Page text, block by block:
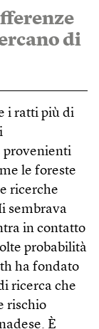
di
i ratti più di
provenienti
le foreste
ricerche
sembrava
in contatto
probabilità
ha fondato
ricerca che
rischio
È